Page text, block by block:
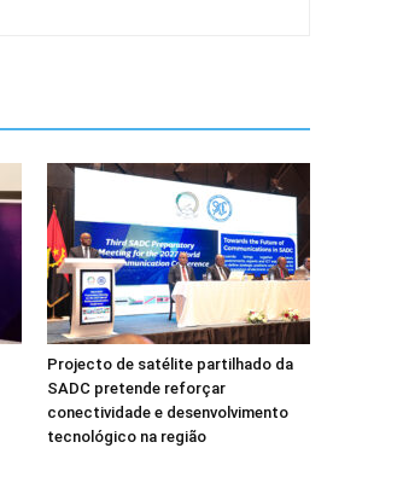
Projecto de satélite partilhado da
SADC pretende reforçar
conectividade e desenvolvimento
tecnológico na região